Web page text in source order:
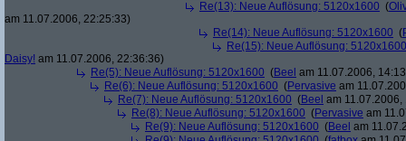
Re(13): Neue Auflösung: 5120x1600 (
am 11.07.2006, 22:25:33)
Re(14): Neue Auflösung: 5120x1600 (
Re(15): Neue Auflösung: 5120x1600
Daisy! am 11.07.2006, 22:36:36)
Re(5): Neue Auflösung: 5120x1600 (Beel am 11.07.2006,
Re(6): Neue Auflösung: 5120x1600 (Pervasive am
Re(7): Neue Auflösung: 5120x1600 (Beel am 11.07.2006,
Re(8): Neue Auflösung: 5120x1600 (Pervasive am
Re(9): Neue Auflösung: 5120x1600 (Beel am